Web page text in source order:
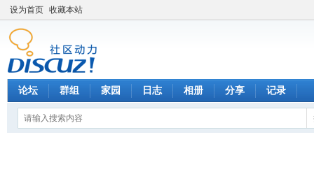
设为首页 收藏本站
论坛 群组 家园 日志 相册 分享 记录